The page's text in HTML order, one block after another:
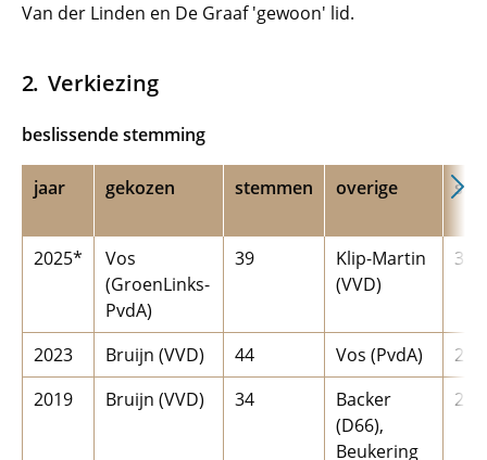
Van der Linden en De Graaf 'gewoon' lid.
Verkiezing
beslissende stemming
jaar gekozen stemmen overige
2025*
Vos
(GroenLinks-
PvdA)
39
Klip-Martin
(VVD)
33
2023 Bruijn (VVD) 44 Vos (PvdA)
26
2019
Bruijn (VVD) 34
Backer
(D66),
Beukering
28/